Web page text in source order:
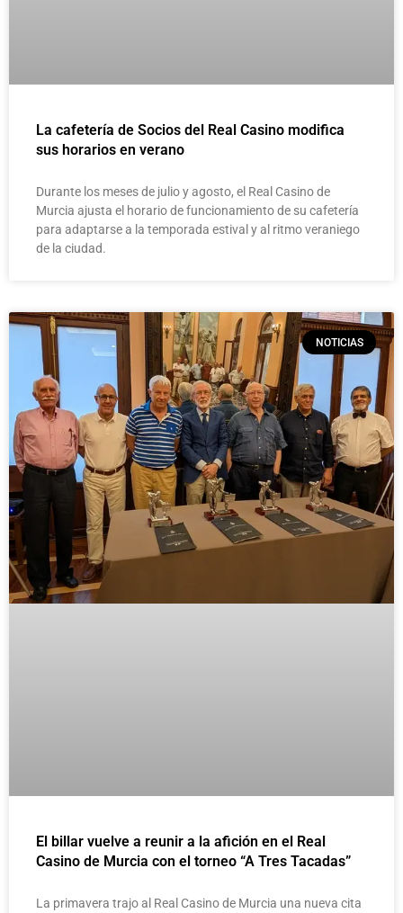
La cafetería de Socios del Real Casino modifica
sus horarios en verano
Durante los meses de julio y agosto, el Real Casino de
Murcia ajusta el horario de funcionamiento de su cafetería
para adaptarse a la temporada estival y al ritmo veraniego
de la ciudad.
NOTICIAS
El billar vuelve a reunir a la afición en el Real
Casino de Murcia con el torneo “A Tres Tacadas”
La primavera trajo al Real Casino de Murcia una nueva cita